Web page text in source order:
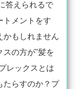
答えられるで
トメントをす
かもしれません
スの方が"髪を
レックスとは
たらすのか？プ